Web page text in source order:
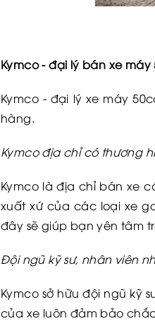
Kymco - đại lý bán xe
Kymco - đại lý xe máy
hàng.
Kymco địa chỉ có thương
Kymco là địa chỉ bán xe
xuất xứ của các loại xe
đây sẽ giúp bạn yên tâm
Đội ngũ kỹ sư, nhân viên
Kymco sở hữu đội ngũ kỹ
của xe luôn đảm bảo